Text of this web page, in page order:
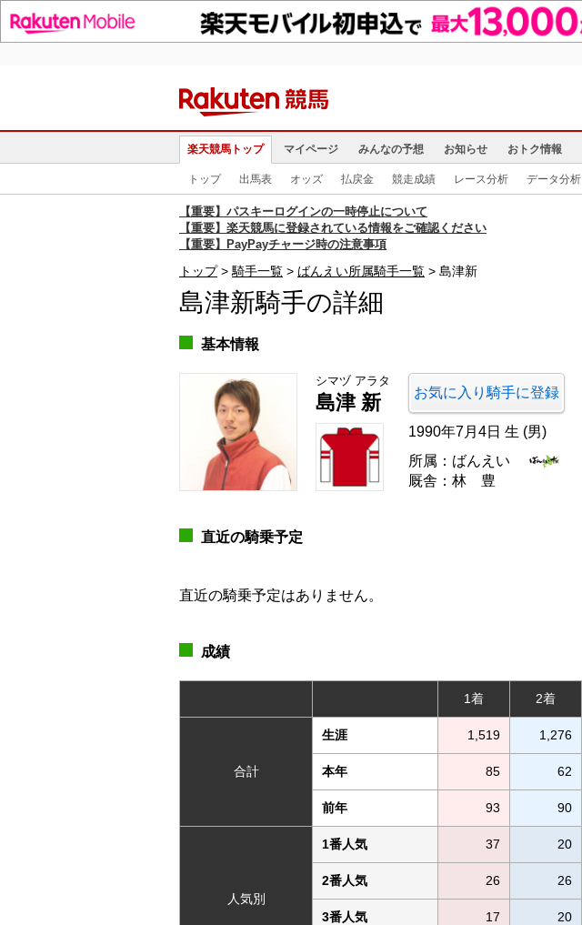
楽天競馬トップ マイページ みんなの予想 お知らせ おトク情報
トップ 出馬表 オッズ 払戻金 競走成績 レース分析 データ分析
【重要】パスキーログインの一時停止について
【重要】楽天競馬に登録されている情報をご確認ください
【重要】PayPayチャージ時の注意事項
トップ 騎手一覧 ばんえい所属騎手一覧 島津新
島津新騎手の詳細
基本情報
シマヅ アラタ
島津 新 お気に入り騎手に登録
1990年7月4日 生 (男)
所属： ばんえい
厩舎： 林 豊
直近の騎乗予定
直近の騎乗予定はありません。
成績
1着 2着
合計
生涯 1,519 1,276
本年 85 62
前年 93 90
人気別
1番人気 37 20
2番人気 26 26
3番人気 17 20